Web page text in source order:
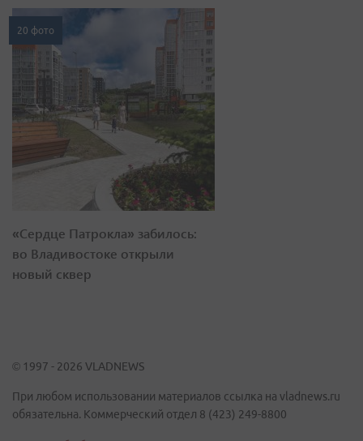
20 фото
«Сердце Патрокла» забилось:
во Владивостоке открыли
новый сквер
© 1997 - 2026 VLADNEWS
При любом использовании материалов ссылка на vladnews.ru
обязательна. Коммерческий отдел 8 (423) 249-8800